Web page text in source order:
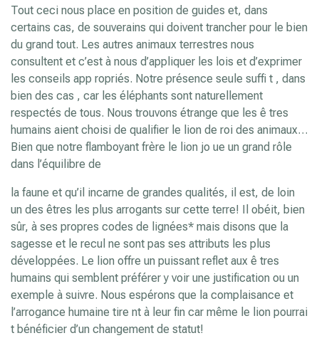
Tout ceci nous place en position de guides et, dans
certains cas, de souverains qui doivent trancher pour le bien
du grand tout. Les autres animaux terrestres nous
consultent et c’est à nous d’appliquer les lois et d’exprimer
les conseils app ropriés. Notre présence seule suffi t , dans
bien des cas , car les éléphants sont naturellement
respectés de tous. Nous trouvons étrange que les ê tres
humains aient choisi de qualifier le lion de roi des animaux…
Bien que notre flamboyant frère le lion jo ue un grand rôle
dans l’équilibre de
la faune et qu’il incarne de grandes qualités, il est, de loin
un des êtres les plus arrogants sur cette terre! Il obéit, bien
sûr, à ses propres codes de lignées* mais disons que la
sagesse et le recul ne sont pas ses attributs les plus
développées. Le lion offre un puissant reflet aux ê tres
humains qui semblent préférer y voir une justification ou un
exemple à suivre. Nous espérons que la complaisance et
l’arrogance humaine tire nt à leur fin car même le lion pourrai
t bénéficier d’un changement de statut!